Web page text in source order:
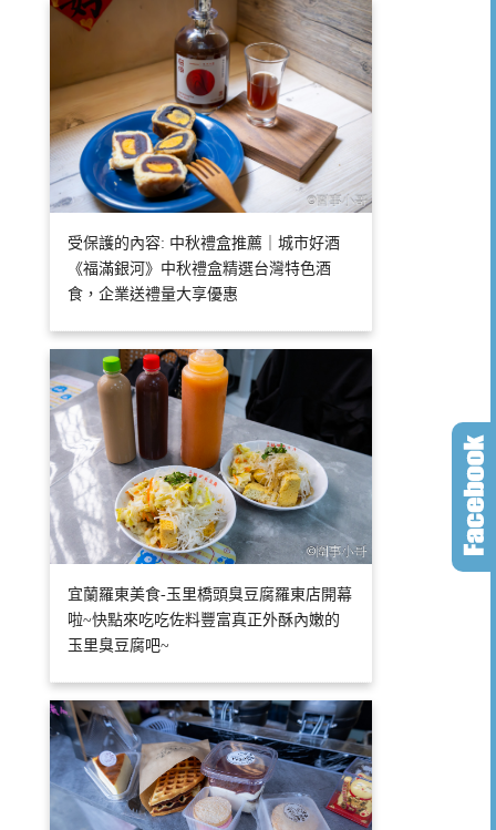
受保護的內容: 中秋禮盒推薦｜城市好酒
《福滿銀河》中秋禮盒精選台灣特色酒
食，企業送禮量大享優惠
宜蘭羅東美食-玉里橋頭臭豆腐羅東店開幕
啦~快點來吃吃佐料豐富真正外酥內嫩的
玉里臭豆腐吧~